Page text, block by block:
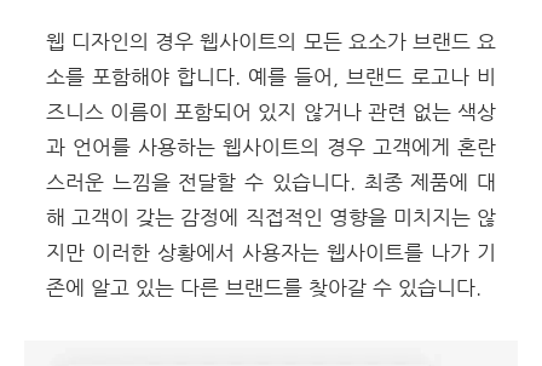
웹 디자인의 경우 웹사이트의 모든 요소가 브랜드 요
소를 포함해야 합니다. 예를 들어, 브랜드 로고나 비
즈니스 이름이 포함되어 있지 않거나 관련 없는 색상
과 언어를 사용하는 웹사이트의 경우 고객에게 혼란
스러운 느낌을 전달할 수 있습니다. 최종 제품에 대
해 고객이 갖는 감정에 직접적인 영향을 미치지는 않
지만 이러한 상황에서 사용자는 웹사이트를 나가 기
존에 알고 있는 다른 브랜드를 찾아갈 수 있습니다.